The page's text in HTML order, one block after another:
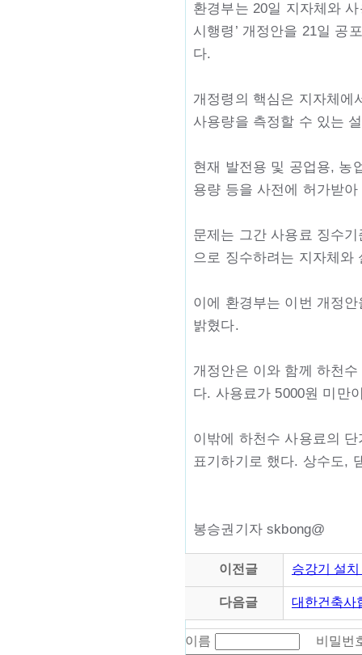
환경부는 20일 지자체와
시행령’ 개정안을 21일 공
다.
개정령의 핵심은 지자체에
사용량을 측정할 수 있는
현재 발전용 및 공업용, 농
용량 등을 사전에 허가받
문제는 그간 사용료 징수
으로 징수하려는 지자체와
이에 환경부는 이번 개정
밝혔다.
개정안은 이와 함께 하천
다. 사용료가 5000원 미만
이밖에 하천수 사용료의
표기하기로 했다. 상수도,
봉승권기자 skbong@
이전글 승강기 설
다음글 대한건축사
이름 비밀번